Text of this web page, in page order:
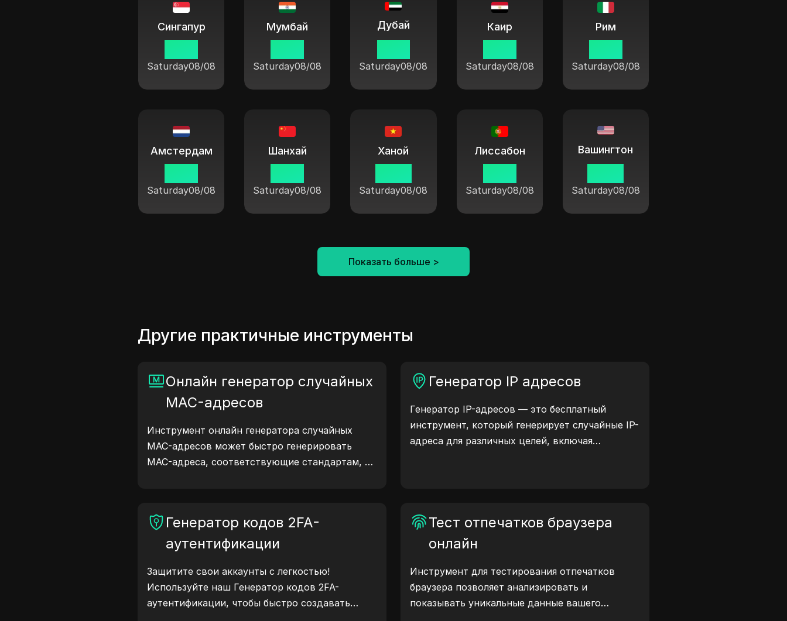
Сингапур
Saturday08/08
Мумбай
Saturday08/08
Дубай
Saturday08/08
Каир
Saturday08/08
Рим
Saturday08/08
Амстердам
Saturday08/08
Шанхай
Saturday08/08
Ханой
Saturday08/08
Лиссабон
Saturday08/08
Вашингтон
Saturday08/08
Показать больше >
Другие практичные инструменты
Онлайн генератор случайных
MAC-адресов
Инструмент онлайн генератора случайных
MAC-адресов может быстро генерировать
MAC-адреса, соответствующие стандартам, и
Генератор IP адресов
Генератор IP-адресов — это бесплатный
инструмент, который генерирует случайные IP-
адреса для различных целей, включая
генерировать IP-адреса для тестирования
геолокации, проверки конфиденциальности и
других нужд. Упростите рабочие процессы и
улучшите процесс разработки — генерируйте
IP-адреса прямо сейчас!
Генератор кодов 2FA-
аутентификации
Защитите свои аккаунты с легкостью!
Используйте наш Генератор кодов 2FA-
аутентификации, чтобы быстро создавать
Тест отпечатков браузера
онлайн
Инструмент для тестирования отпечатков
браузера позволяет анализировать и
показывать уникальные данные вашего